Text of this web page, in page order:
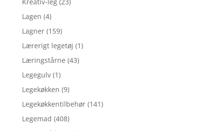
Lagen (4)
Lagner (159)
Lærerigt legetøj (1)
Læringstårne (43)
Legegulv (1)
Legekøkken (9)
Legekøkkentilbehør (141)
Legemad (408)